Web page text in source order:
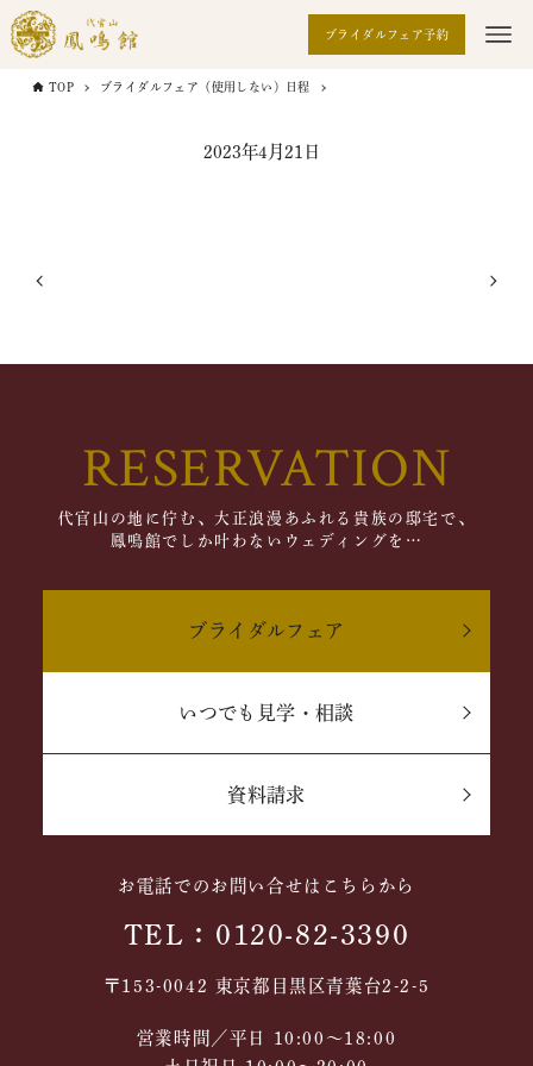
ブライダルフェア予約
TOP ブライダルフェア（使用しない）日程
2023年4月21日
RESERVATION
代官山の地に佇む、大正浪漫あふれる貴族の邸宅で、
鳳鳴館でしか叶わないウェディングを…
ブライダルフェア
いつでも見学・相談
資料請求
お電話でのお問い合せはこちらから
TEL：0120-82-3390
〒153-0042 東京都目黒区青葉台2-2-5
営業時間／平日 10:00～18:00